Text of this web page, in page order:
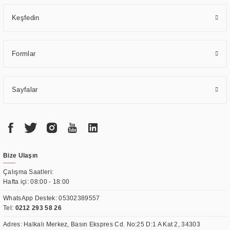
Keşfedin
Formlar
Sayfalar
Bize Ulaşın
Çalışma Saatleri:
Hafta içi: 08:00 - 18:00
WhatsApp Destek:05302389557
Tel: 0212 293 58 26
Adres: Halkalı Merkez, Basın Ekspres Cd. No:25 D:1 A Kat 2, 34303